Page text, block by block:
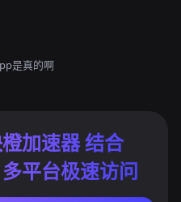
是真的啊
加速器 结合
平台极速访问